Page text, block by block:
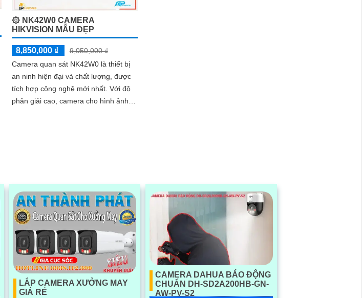
۞ NK42W0 CAMERA
HIKVISION MẪU ĐẸP
8,850,000 ₫
9,050,000 ₫
Camera quan sát NK42W0 là thiết bị
an ninh hiện đại và chất lượng, được
tích hợp công nghệ mới nhất. Với độ
phân giải cao, camera cho hình ảnh
LẮP CAMERA XƯỞNG MAY
GIÁ RẺ
CAMERA DAHUA BÁO ĐỘNG
CHUẨN DH-SD2A200HB-GN-
AW-PV-S2